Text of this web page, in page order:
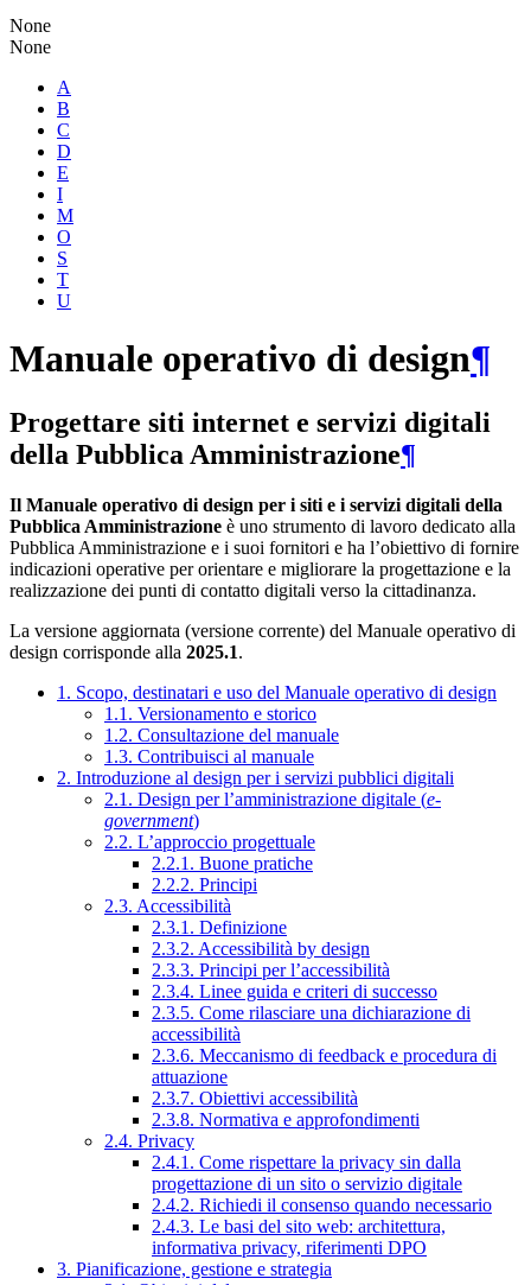
None
None
A
B
C
D
E
I
M
O
S
T
U
Manuale operativo di design¶
Progettare siti internet e servizi digitali
della Pubblica Amministrazione¶
Il Manuale operativo di design per i siti e i servizi digitali della
Pubblica Amministrazione è uno strumento di lavoro dedicato alla
Pubblica Amministrazione e i suoi fornitori e ha l’obiettivo di fornire
indicazioni operative per orientare e migliorare la progettazione e la
realizzazione dei punti di contatto digitali verso la cittadinanza.
La versione aggiornata (versione corrente) del Manuale operativo di
design corrisponde alla 2025.1.
1. Scopo, destinatari e uso del Manuale operativo di design
1.1. Versionamento e storico
1.2. Consultazione del manuale
1.3. Contribuisci al manuale
2. Introduzione al design per i servizi pubblici digitali
2.1. Design per l’amministrazione digitale (e-
government)
2.2. L’approccio progettuale
2.2.1. Buone pratiche
2.2.2. Principi
2.3. Accessibilità
2.3.1. Definizione
2.3.2. Accessibilità by design
2.3.3. Principi per l’accessibilità
2.3.4. Linee guida e criteri di successo
2.3.5. Come rilasciare una dichiarazione di
accessibilità
2.3.6. Meccanismo di feedback e procedura di
attuazione
2.3.7. Obiettivi accessibilità
2.3.8. Normativa e approfondimenti
2.4. Privacy
2.4.1. Come rispettare la privacy sin dalla
progettazione di un sito o servizio digitale
2.4.2. Richiedi il consenso quando necessario
2.4.3. Le basi del sito web: architettura,
informativa privacy, riferimenti DPO
3. Pianificazione, gestione e strategia